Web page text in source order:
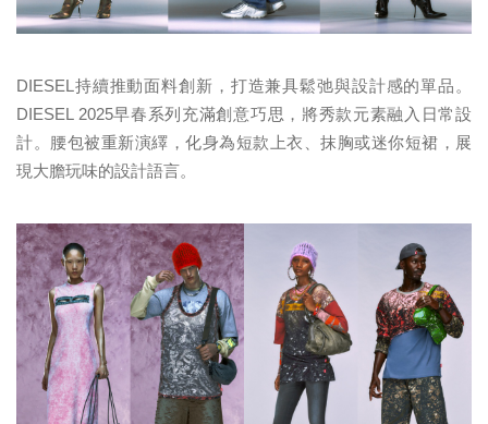
DIESEL持續推動面料創新，打造兼具鬆弛與設計感的單品。
DIESEL 2025早春系列充滿創意巧思，將秀款元素融入日常設
計。腰包被重新演繹，化身為短款上衣、抹胸或迷你短裙，展
現大膽玩味的設計語言。